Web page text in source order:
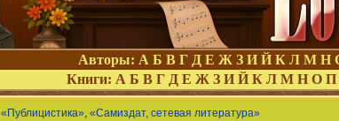
Авторы: А Б В Г Д Е Ж З И Й К Л М Н
Книги: А Б В Г Д Е Ж З И Й К Л М Н О П
«Публицистика», «Самиздат, сетевая литература»